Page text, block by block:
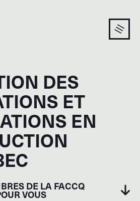
DES
ET
EN
DE LA FACCQ
VOUS